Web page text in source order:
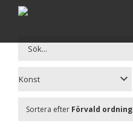
Fortsätt
Sortera efter Förvald ordning